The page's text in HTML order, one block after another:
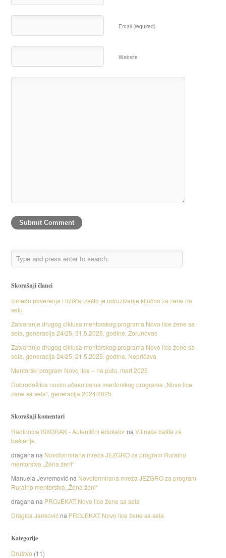
Email (required)
Website
Skorašnji članci
Između poverenja i tržišta: zašto je udruživanje ključno za žene na
selu
Zatvaranje drugog ciklusa mentorskog programa Novo lice žene sa
sela, generacija 24/25, 31.5.2025. godine, Zorunovac
Zatvaranje drugog ciklusa mentorskog programa Novo lice žene sa
sela, generacija 24/25, 21.5.2025. godine, Nepričava
Mentorski program Novo lice – na putu, mart 2025
Dobrodošlica novim učesnicama mentorskog programa „Novo lice
žene sa sela“, generacija 2024/2025
Skorašnji komentari
Radionica ISKORAK - Autentični edukatorna Vilinska bašta za
baštanje
dragana na Novoformirana mreža JEZGRO za program Ruralno
mentorstva „Žena ženi“
Manuela Jevremovićna Novoformirana mreža JEZGRO za program
Ruralno mentorstva „Žena ženi“
dragana na PROJEKAT: Novo lice žene sa sela
Dragica Jankovićna PROJEKAT: Novo lice žene sa sela
Kategorije
Društvo (11)